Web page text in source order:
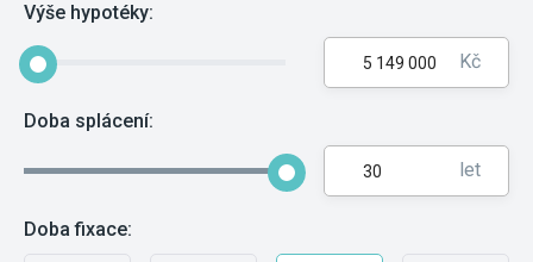
Výše hypotéky:
Kč
Doba splácení:
let
Doba fixace: